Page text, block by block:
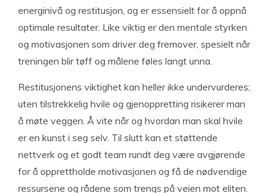
energinivå og restitusjon, og er essensielt for å oppnå
optimale resultater. Like viktig er den mentale styrken
og motivasjonen som driver deg fremover, spesielt når
treningen blir tøff og målene føles langt unna.
Restitusjonens viktighet kan heller ikke undervurderes;
uten tilstrekkelig hvile og gjenoppretting risikerer man
å møte veggen. Å vite når og hvordan man skal hvile
er en kunst i seg selv. Til slutt kan et støttende
nettverk og et godt team rundt deg være avgjørende
for å opprettholde motivasjonen og få de nødvendige
ressursene og rådene som trengs på veien mot eliten.